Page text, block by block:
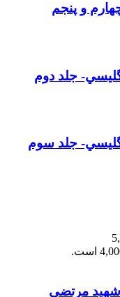
و پنجم
جلد دوم
جلد سوم
شهيد مرتضي